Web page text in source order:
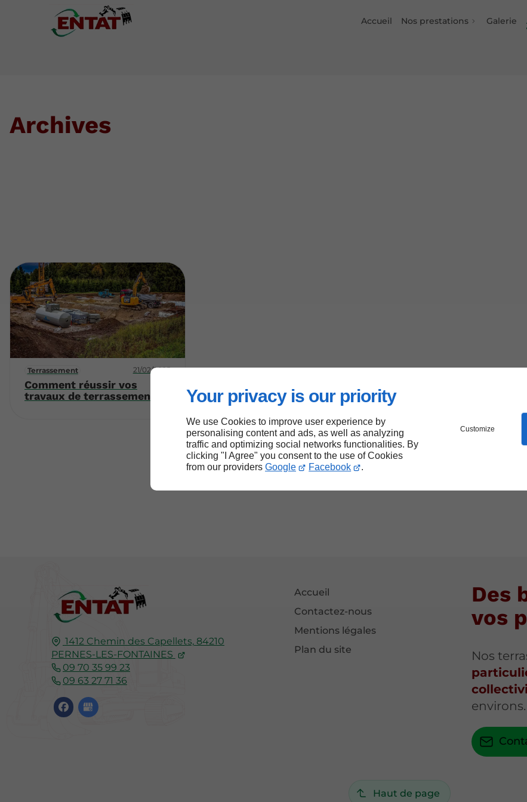
Your privacy is our priority
We use Cookies to improve user experience by
personalising content and ads, as well as analyzing
traffic and optimizing social networks functionalities. By
clicking "I Agree" you consent to the use of Cookies
from our providers Google Facebook .
Customize
Accueil Nos prestations Galerie
Archives
Terrassement 21/02/2025
Comment réussir vos
travaux de terrassement ?
1412 Chemin des Capellets, 84210
PERNES-LES-FONTAINES
09 70 35 99 23
09 63 27 71 36
Accueil
Contactez-nous
Mentions légales
Plan du site
Des
vos
Nos
environs.
Haut de page